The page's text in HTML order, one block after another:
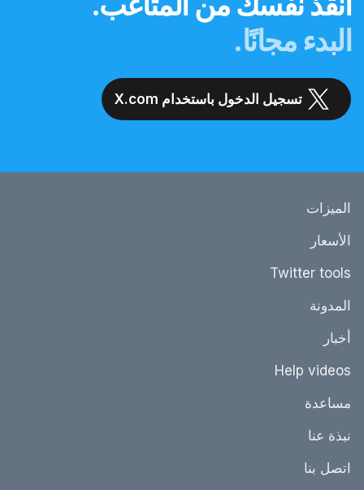
البدء مجانًا.
تسجيل الدخول باستخدام X.com
الميزات
الأسعار
Twitter tools
المدونة
أخبار
Help videos
مساعدة
نبذة عنا
اتصل بنا